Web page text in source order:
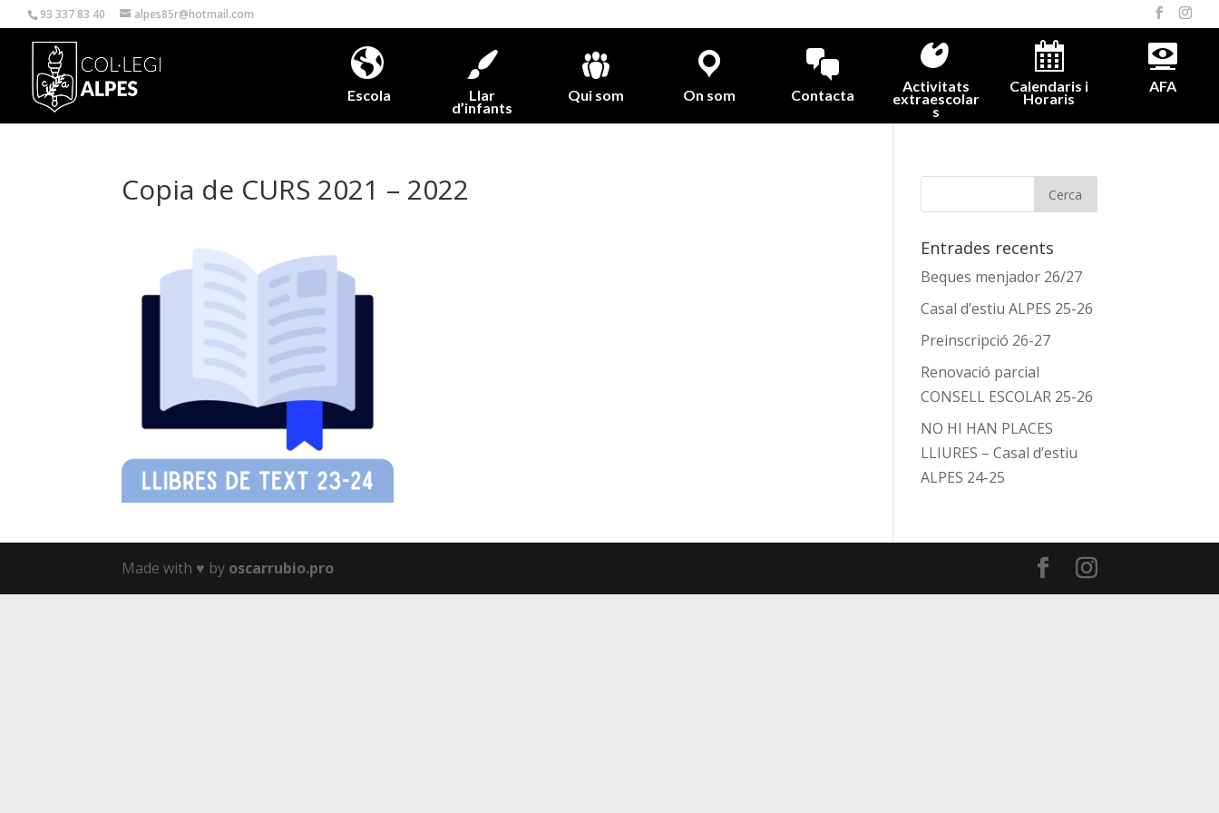
93 337 83 40 alpes85r@hotmail.com
Escola Llar
d’infants
Qui som On som Contacta
Activitats
extraescolar
s
Calendaris i
Horaris
AFA
Copia de CURS 2021 – 2022
Entrades recents
Beques menjador 26/27
Casal d’estiu ALPES 25-26
Preinscripció 26-27
Renovació parcial
CONSELL ESCOLAR 25-26
NO HI HAN PLACES
LLIURES – Casal d’estiu
ALPES 24-25
Made with ♥️ by oscarrubio.pro